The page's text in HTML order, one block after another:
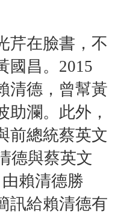
芹在臉書，不
昌。 2015
清德，曾幫黃
助瀾。此外，
前總統蔡英文
德與蔡英文
由賴清德勝
訊給賴清德有